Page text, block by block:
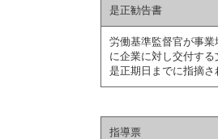
是正勧告書
労働基準監督官が事
に企業に対し交付す
是正期日までに指摘
指導票